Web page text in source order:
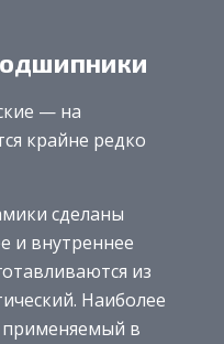
— на
крайне редко
сделаны
и внутреннее
из
Наиболее
применяемый в